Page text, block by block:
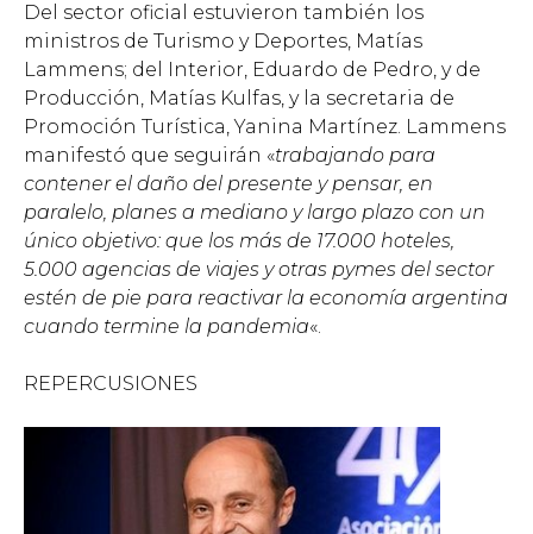
Del sector oficial estuvieron también los
ministros de Turismo y Deportes, Matías
Lammens; del Interior, Eduardo de Pedro, y de
Producción, Matías Kulfas, y la secretaria de
Promoción Turística, Yanina Martínez. Lammens
manifestó que seguirán «trabajando para
contener el daño del presente y pensar, en
paralelo, planes a mediano y largo plazo con un
único objetivo: que los más de 17.000 hoteles,
5.000 agencias de viajes y otras pymes del sector
estén de pie para reactivar la economía argentina
cuando termine la pandemia«.
REPERCUSIONES